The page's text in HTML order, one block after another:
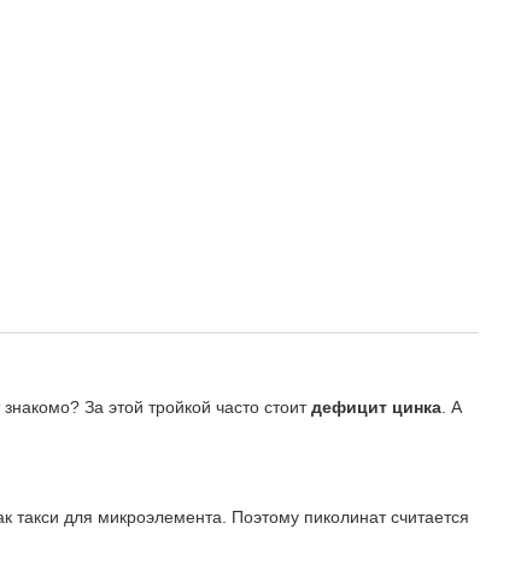
За этой тройкой часто стоитдефицит цинка . А
такси для микроэлемента. Поэтому пиколинат считается